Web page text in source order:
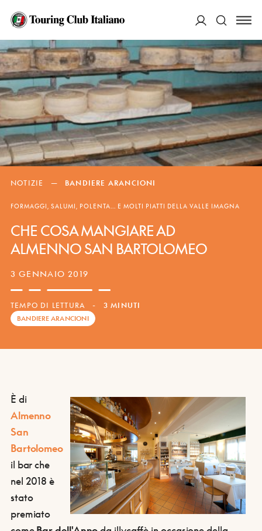
Cerca
NOTIZIE — BANDIERE ARANCIONI
FORMAGGI, SALUMI, POLENTA... E MOLTI PIATTI DELLA VALLE IMAGNA
CHE COSA MANGIARE AD
ALMENNO SAN BARTOLOMEO
3 GENNAIO 2019
TEMPO DI LETTURA - 3 MINUTI
BANDIERE ARANCIONI
È di
Almenno
San
Bartolomeo
il bar che
nel 2018 è
stato
premiato